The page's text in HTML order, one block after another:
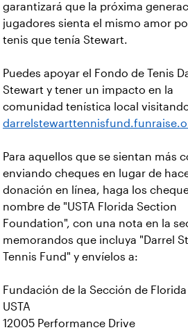
garantizará que la próxima
jugadores sienta el mismo amor
tenis que tenía Stewart.
Puedes apoyar el Fondo de Tenis
Stewart y tener un impacto en la
comunidad tenística local
Para aquellos que se sientan más
enviando cheques en lugar de
donación en línea, haga los
nombre de "USTA Florida Section
Foundation", con una nota en la
memorandos que incluya "Darrel
Tennis Fund" y envíelos a:
Fundación de la Sección de Florida
USTA
12005 Performance Drive